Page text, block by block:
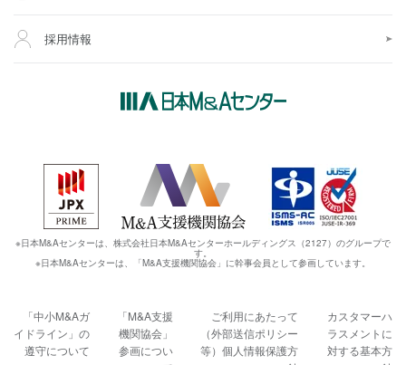
採用情報
※日本M&Aセンターは、株式会社日本M&Aセンターホールディングス（2127）のグループで
す。
※日本M&Aセンターは、「M&A支援機関協会」に幹事会員として参画しています。
「中小M&Aガ
イドライン」の
遵守について
「M&A支援
機関協会」
参画につい
ご利用にあたって
（外部送信ポリシー
等）個人情報保護方
カスタマーハ
ラスメントに
対する基本方